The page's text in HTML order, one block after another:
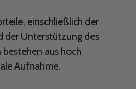
einschließlich der
der Unterstützung des
aus hoch
Aufnahme.